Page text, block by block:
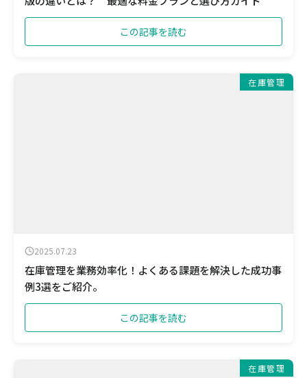
この記事を読む
在庫管理
2025.07.23
在庫管理を業務効率化！よくある課題を解決した成功事
例3選をご紹介。
この記事を読む
在庫管理